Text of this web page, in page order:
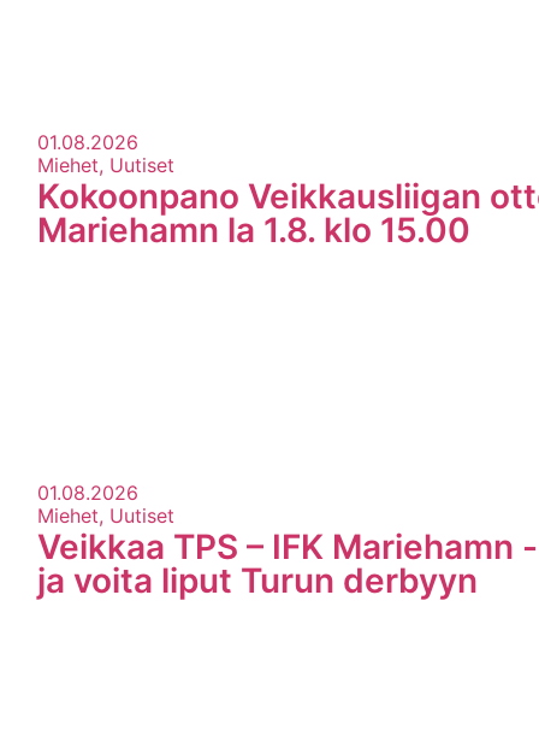
01.08.2026
Miehet, Uutiset
Kokoonpano Veikkausliigan
Mariehamn la 1.8. klo 15.00
01.08.2026
Miehet, Uutiset
Veikkaa TPS – IFK
ja voita liput Turun derbyyn